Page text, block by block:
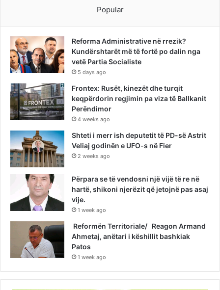
Popular
Reforma Administrative në rrezik?
Kundërshtarët më të fortë po dalin nga
vetë Partia Socialiste
5 days ago
Frontex: Rusët, kinezët dhe turqit
keqpërdorin regjimin pa viza të Ballkanit
Perëndimor
4 weeks ago
Shteti i merr ish deputetit të PD-së Astrit
Veliaj godinën e UFO-s në Fier
2 weeks ago
Përpara se të vendosni një vijë të re në
hartë, shikoni njerëzit që jetojnë pas asaj
vije.
1 week ago
Reformën Territoriale/ Reagon Armand
Ahmetaj, anëtari i këshillit bashkiak
Patos
1 week ago